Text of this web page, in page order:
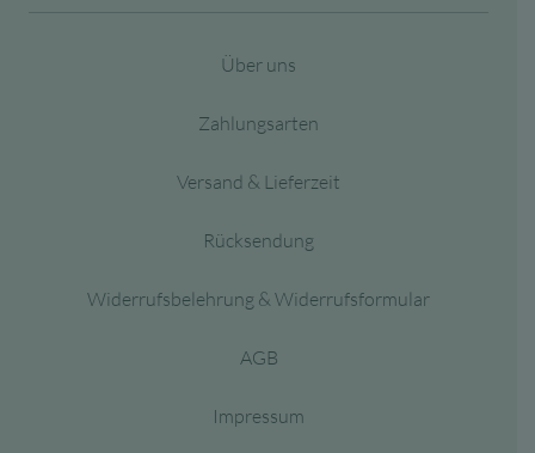
Über uns
Zahlungsarten
Versand & Lieferzeit
Rücksendung
Widerrufsbelehrung & Widerrufsformular
AGB
Impressum